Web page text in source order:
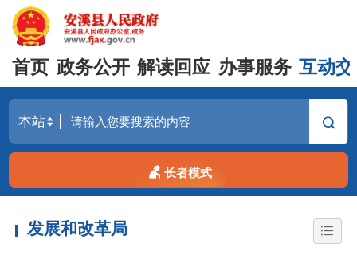
首页 政务公开 解读回应 办事服务 互动
长者模式
发展和改革局